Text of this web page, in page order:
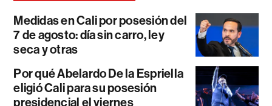
Medidas en Cali por posesión del
7 de agosto: día sin carro, ley
seca y otras
Por qué Abelardo De la Espriella
eligió Cali para su posesión
presidencial el viernes